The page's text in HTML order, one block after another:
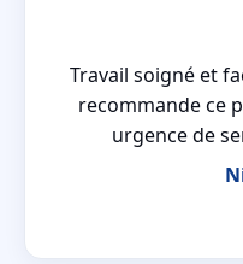
Travail soigné et
recommande ce
urgence de